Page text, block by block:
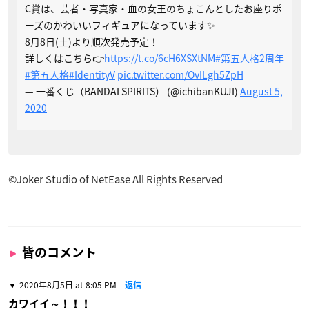
C賞は、芸者・写真家・血の女王のちょこんとしたお座りポ
ーズのかわいいフィギュアになっています✨
8月8日(土)より順次発売予定！
詳しくはこちら👉https://t.co/6cH6XSXtNM#第五人格2周年
#第五人格#IdentityV pic.twitter.com/OvILgh5ZpH
— 一番くじ（BANDAI SPIRITS） (@ichibanKUJI) August 5,
2020
©Joker Studio of NetEase All Rights Reserved
皆のコメント
2020年8月5日 at 8:05 PM 返信
カワイイ～！！！